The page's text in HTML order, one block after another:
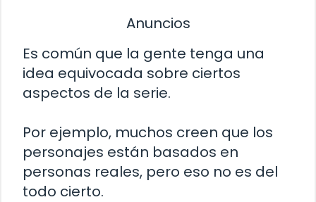
Anuncios
Es común que la gente tenga una
idea equivocada sobre ciertos
aspectos de la serie.
Por ejemplo, muchos creen que los
personajes están basados en
personas reales, pero eso no es del
todo cierto.